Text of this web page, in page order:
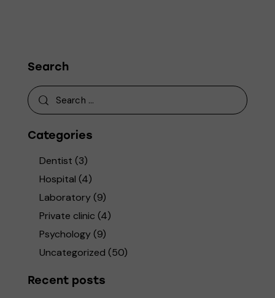
Search
Categories
Dentist (3)
Hospital (4)
Laboratory (9)
Private clinic (4)
Psychology (9)
Uncategorized (50)
Recent posts